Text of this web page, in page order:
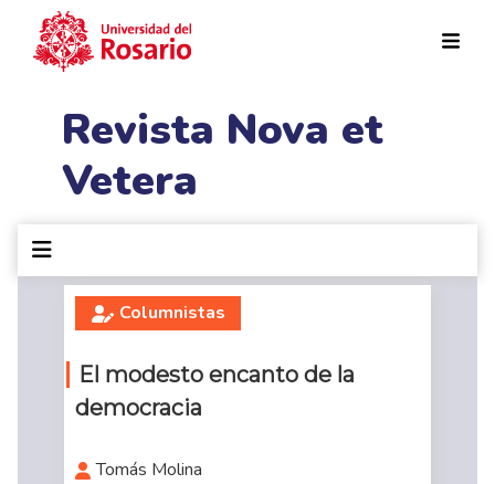
Revista Nova et
Vetera
Columnistas
El modesto encanto de la
democracia
Tomás Molina